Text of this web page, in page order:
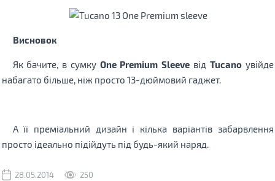
Висновок
Як бачите, в сумку One Premium Sleeve від Tucanoувійде
набагато більше, ніж просто 13-дюймовий гаджет.
А її преміальний дизайн і кілька варіантів забарвлення
просто ідеально підійдуть під будь-який наряд.
28.05.2014 250